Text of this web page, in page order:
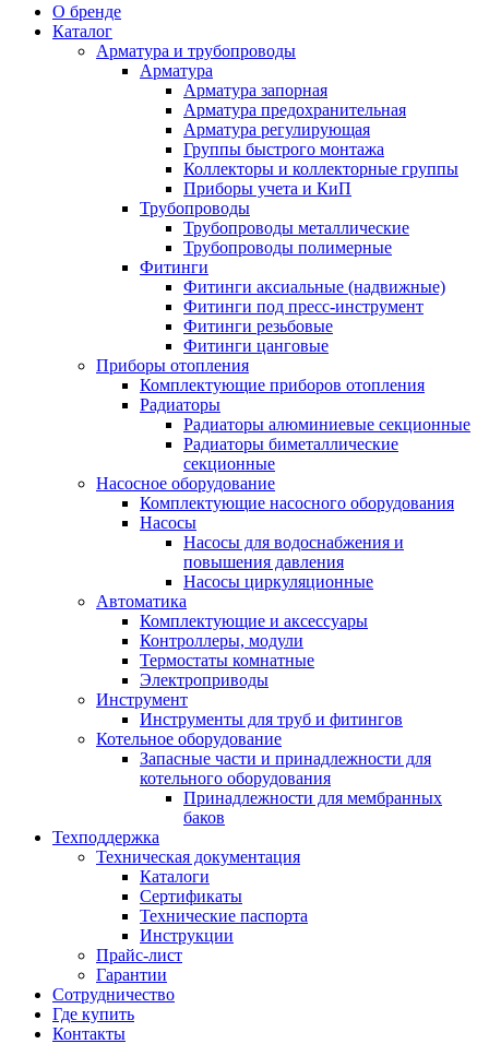
О бренде
Каталог
Арматура и трубопроводы
Арматура
Арматура запорная
Арматура предохранительная
Арматура регулирующая
Группы быстрого монтажа
Коллекторы и коллекторные группы
Приборы учета и КиП
Трубопроводы
Трубопроводы металлические
Трубопроводы полимерные
Фитинги
Фитинги аксиальные (надвижные)
Фитинги под пресс-инструмент
Фитинги резьбовые
Фитинги цанговые
Приборы отопления
Комплектующие приборов отопления
Радиаторы
Радиаторы алюминиевые секционные
Радиаторы биметаллические
секционные
Насосное оборудование
Комплектующие насосного оборудования
Насосы
Насосы для водоснабжения и
повышения давления
Насосы циркуляционные
Автоматика
Комплектующие и аксессуары
Контроллеры, модули
Термостаты комнатные
Электроприводы
Инструмент
Инструменты для труб и фитингов
Котельное оборудование
Запасные части и принадлежности для
котельного оборудования
Принадлежности для мембранных
баков
Техподдержка
Техническая документация
Каталоги
Сертификаты
Технические паспорта
Инструкции
Прайс-лист
Гарантии
Сотрудничество
Где купить
Контакты